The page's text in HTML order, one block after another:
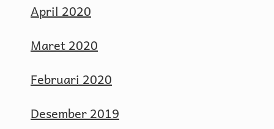
April 2020
Maret 2020
Februari 2020
Desember 2019